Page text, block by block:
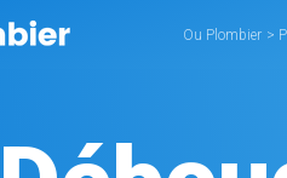
Ou Plombier >